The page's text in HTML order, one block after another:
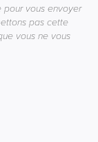
pour vous envoyer
pas cette
vous ne vous